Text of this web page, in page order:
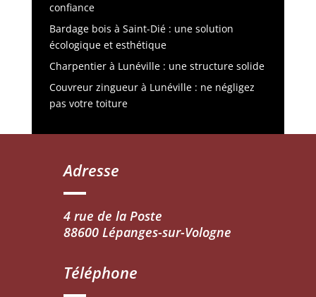
confiance
Bardage bois à Saint-Dié : une solution
écologique et esthétique
Charpentier à Lunéville : une structure solide
Couvreur zingueur à Lunéville : ne négligez
pas votre toiture
Adresse
4 rue de la Poste
88600 Lépanges-sur-Vologne
Téléphone